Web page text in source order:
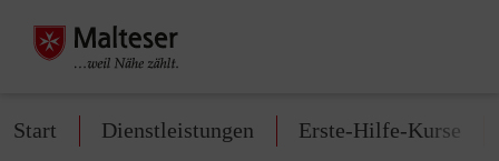
Start Dienstleistungen Erste-Hilfe-Kurse